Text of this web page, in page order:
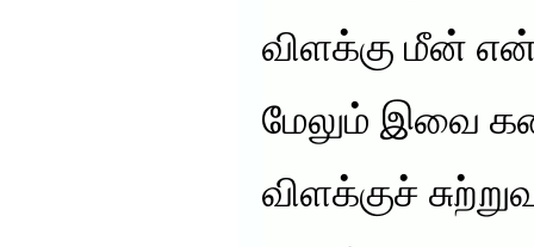
விளக்கு மீன்
மேலும் இவை
விளக்குச்